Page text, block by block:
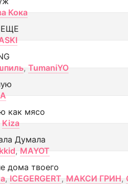
Кока
, TumaniYO
как мясо
Kiza
Думала
, MAYOT
дома твоего
, ICEGERGERT, МАКСИ ГРИН,